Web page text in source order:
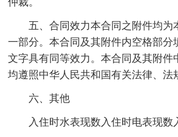
五、合同效力本合同之附件均为
一部分。本合同及其附件内空格部分
文字具有同等效力。本合同及其附件
均遵照中华人民共和国有关法律、法
六、其他
入住时水表现数入住时电表现数